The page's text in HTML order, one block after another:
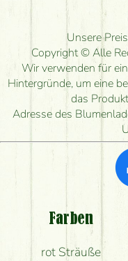
Ist eine Bestellung
Wie lange kann
Wie schnell
herstellen und
Ich suche
Welche
Bekomme ich
Unsere
Copyright © Alle
Wir verwenden für
Hintergründe, um eine
das
Adresse des
Farben
rot Sträuße